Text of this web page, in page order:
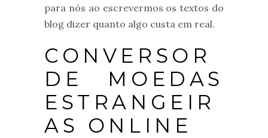
para nós ao escrevermos os textos do
blog dizer quanto algo custa em real.
CONVERSOR
DE MOEDAS
ESTRANGEIR
AS ONLINE